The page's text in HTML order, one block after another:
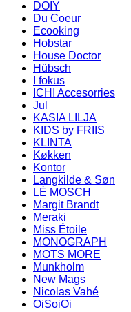
DOIY
Du Coeur
Ecooking
Hobstar
House Doctor
Hübsch
I fokus
ICHI Accesorries
Jul
KASIA LILJA
KIDS by FRIIS
KLINTA
Køkken
Kontor
Langkilde & Søn
LÈ MOSCH
Margit Brandt
Meraki
Miss Étoile
MONOGRAPH
MOTS MORE
Munkholm
New Mags
Nicolas Vahé
OiSoiOi